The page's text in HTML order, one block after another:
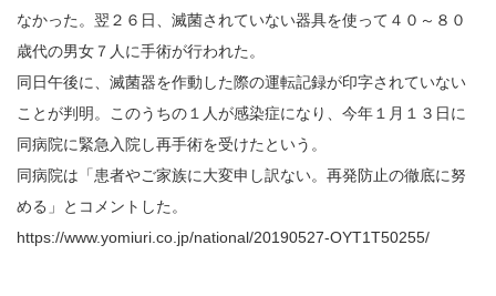
なかった。翌２６日、滅菌されていない器具を使って４０～８０
歳代の男女７人に手術が行われた。
同日午後に、滅菌器を作動した際の運転記録が印字されていない
ことが判明。このうちの１人が感染症になり、今年１月１３日に
同病院に緊急入院し再手術を受けたという。
同病院は「患者やご家族に大変申し訳ない。再発防止の徹底に努
める」とコメントした。
https://www.yomiuri.co.jp/national/20190527-OYT1T50255/